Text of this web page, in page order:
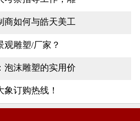
商如何与皓天美工
观雕塑/厂家？
泡沫雕塑的实用价
订购热线！